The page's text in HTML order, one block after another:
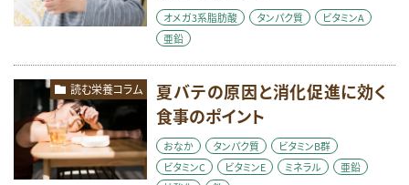
オメガ3系脂肪酸 タンパク質
ビタミンA
亜鉛
読む栄養コラム
夏バテの原因と消化促進に効く
食事のポイント
おなか タンパク質
ビタミンB群
ビタミンC
ビタミンE ミネラル
亜鉛
健康維持
免疫 女性のお悩み
妊娠期
成長期
栄養素コラム
消化しやすい
生活習慣病
産後期
皮膚 睡眠
糖質オフ
美容 肥満・メタボ
脳
花粉症
血糖値 視力
貧血